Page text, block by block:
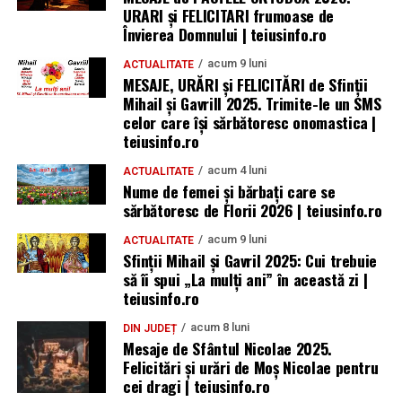
Locuri de muncă în Teiuș, disponibile la 4 august
2026. AJOFM Alba a publicat lista posturilor
vacante
Bărbat de 30 de ani din Galda de Jos, reținut după
ce și-ar fi agresat și violat partenera
-Sfinţii Constantin şi Elena să te călăuzească mereu!
Cele mai calde urări de bine, sănătate şi fericire, de ziua
numelui. La mulţi ani, Constantin!
-E ziua ta, dragă Elena! Îţi urez cele mai frumoase clipe,
bucurie, speranţă şi multe, multe împliniri!
-La Mulţi Ani, Elena! Sper să se spargă conducta fericirii
pe strada vieţii tale.
Citeşte întreaga ştire: Mesaje de Sf. Constantin și Elena
– Cele mai frumoase urări și felicitări
-Cele mai frumoase flori, cele mai sincere urări pentru o
zi minunata si un an plin de realizari. La multi ani
infloritori! Îți doresc ca ziua numelui să îți aducă multe
motive de a sărbători. La mulți ani!
-Florile din luna mai să îţi aducă multă iubire în suflet,
URARI și FELICITARI frumoase de
Învierea Domnului | teiusinfo.ro
ACTUALITATE acum 9 luni
MESAJE, URĂRI și FELICITĂRI de Sfinții
Mihail și Gavrill 2025. Trimite-le un SMS
celor care își sărbătoresc onomastica |
teiusinfo.ro
ACTUALITATE acum 4 luni
Nume de femei și bărbați care se
sărbătoresc de Florii 2026 | teiusinfo.ro
ACTUALITATE acum 9 luni
Sfinții Mihail și Gavril 2025: Cui trebuie
să îi spui „La mulţi ani” în această zi |
teiusinfo.ro
DIN JUDEȚ acum 8 luni
Mesaje de Sfântul Nicolae 2025.
Felicitări și urări de Moș Nicolae pentru
cei dragi | teiusinfo.ro